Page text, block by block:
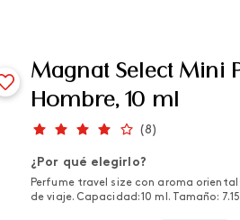
Magnat Select Mini
Hombre, 10 ml
(8)
¿Por qué elegirlo?
Perfume travel size con aroma
de viaje. Capacidad: 10 ml. Tamaño: